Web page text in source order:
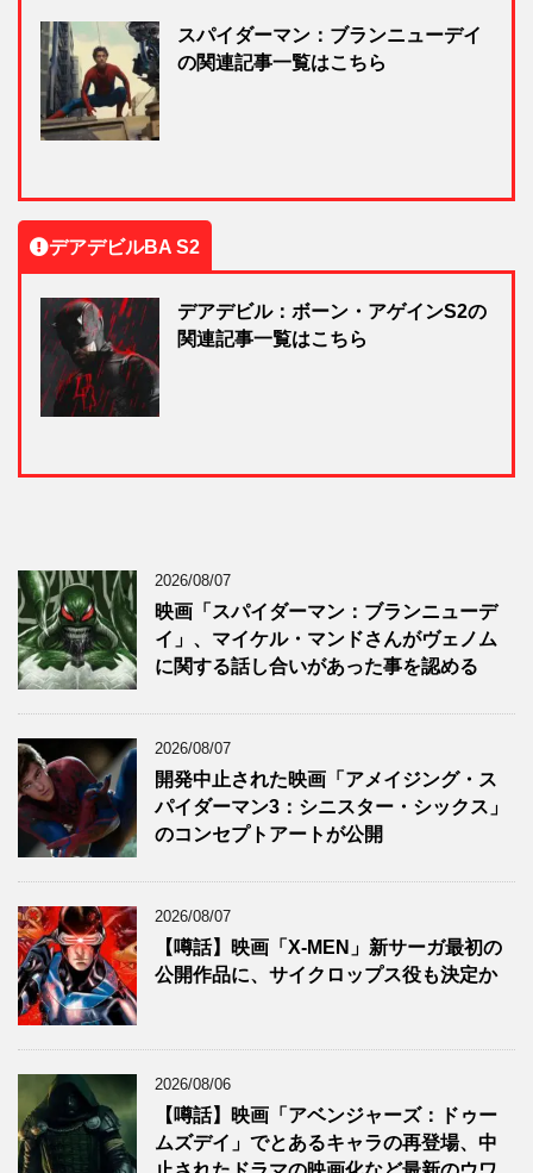
スパイダーマン：ブランニューデイ
の関連記事一覧はこちら
デアデビルBA S2
デアデビル：ボーン・アゲインS2の
関連記事一覧はこちら
2026/08/07
映画「スパイダーマン：ブランニューデ
イ」、マイケル・マンドさんがヴェノム
に関する話し合いがあった事を認める
2026/08/07
開発中止された映画「アメイジング・ス
パイダーマン3：シニスター・シックス」
のコンセプトアートが公開
2026/08/07
【噂話】映画「X-MEN」新サーガ最初の
公開作品に、サイクロップス役も決定か
2026/08/06
【噂話】映画「アベンジャーズ：ドゥー
ムズデイ」でとあるキャラの再登場、中